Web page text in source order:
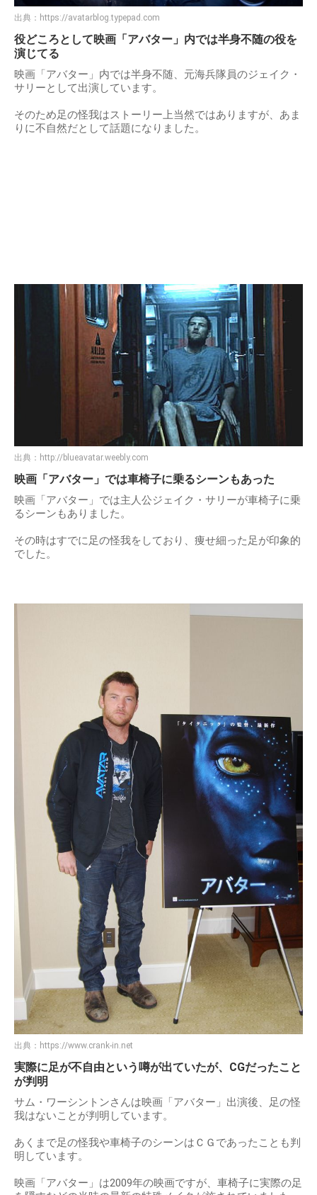
出典： https://avatarblog.typepad.com
役どころとして映画「アバター」内では半身不随の役を
演じてる
映画「アバター」内では半身不随、元海兵隊員のジェイク・
サリーとして出演しています。
そのため足の怪我はストーリー上当然ではありますが、あま
りに不自然だとして話題になりました。
出典： http://blueavatar.weebly.com
映画「アバター」では車椅子に乗るシーンもあった
映画「アバター」では主人公ジェイク・サリーが車椅子に乗
るシーンもありました。
その時はすでに足の怪我をしており、痩せ細った足が印象的
でした。
出典： https://www.crank-in.net
実際に足が不自由という噂が出ていたが、CGだったこと
が判明
サム・ワーシントンさんは映画「アバター」出演後、足の怪
我はないことが判明しています。
あくまで足の怪我や車椅子のシーンはＣＧであったことも判
明しています。
映画「アバター」は2009年の映画ですが、車椅子に実際の足